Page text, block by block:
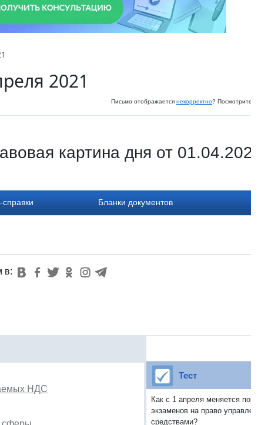
2021
Письмо отображается некорректно? Посмотрите
картина дня от
справки Бланки документов
в:
НДС
Тест
Как с 1 апреля меняется
экзаменов на право
средствами?